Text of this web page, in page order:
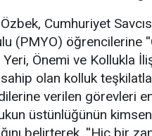
Özbek, Cumhuriyet
(PMYO) öğrencilerine
Önemi ve Kollukla
olan kolluk
verilen görevleri
üstünlüğünün